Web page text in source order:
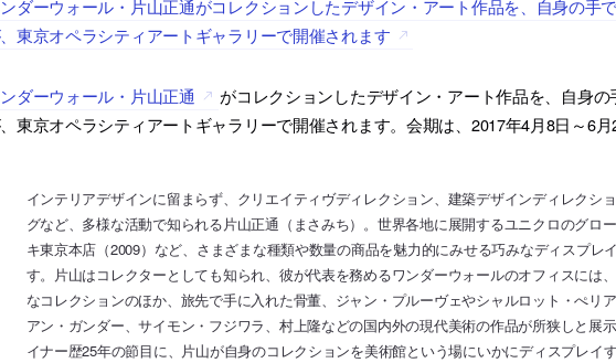
ダーウォール・片山正通がコレクションしたデザイン・アート作品を、自身の手
東京オペラシティアートギャラリーで開催されます
ダーウォール・片山正通
がコレクションしたデザイン・アート作品を、自身
東京オペラシティアートギャラリーで開催されます。会期は、2017年4月8日～6月
インテリアデザインに留まらず、クリエイティヴディレクション、建築デザインディレクシ
グなど、多様な活動で知られる片山正通（まさみち）。世界各地に展開するユニクロのグロ
キ東京本店（2009）など、さまざまな種類や数量の商品を魅力的にみせる巧みなディスプレ
す。片山はコレクターとしても知られ、彼が代表を務めるワンダーウォールのオフィスには
なコレクションのほか、旅先で手に入れた骨董、ジャン・プルーヴェやシャルロット・ぺリ
アン・ガンダー、サイモン・フジワラ、村上隆などの国内外の現代美術の作品が所狭しと展
イナー歴25年の節目に、片山が自身のコレクションを美術館という場にいかにディスプレイ